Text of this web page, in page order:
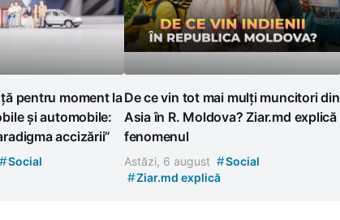
pentru moment la
și automobile:
accizării”
#Social
De ce vin tot mai mulți muncitori din
Asia în R. Moldova? Ziar.md explică
fenomenul
Astăzi, 6 august #Social
#Ziar.md explică